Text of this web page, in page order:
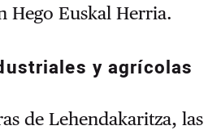
Hego Euskal Herria.
y agrícolas
de Lehendakaritza, las